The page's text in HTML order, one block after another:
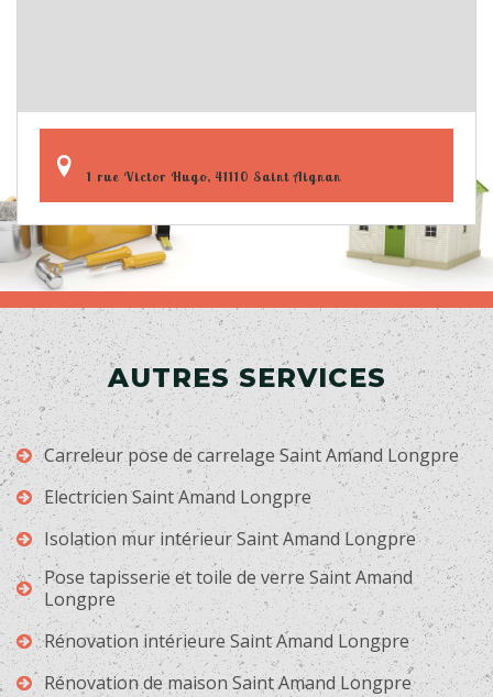
1 rue Victor Hugo, 41110 Saint Aignan
AUTRES SERVICES
Carreleur pose de carrelage Saint Amand Longpre
Electricien Saint Amand Longpre
Isolation mur intérieur Saint Amand Longpre
Pose tapisserie et toile de verre Saint Amand
Longpre
Rénovation intérieure Saint Amand Longpre
Rénovation de maison Saint Amand Longpre